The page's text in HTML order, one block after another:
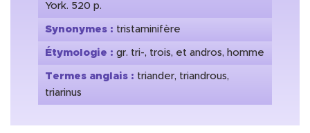
York. 520 p.
Synonymes : tristaminifère
Étymologie : gr. tri-, trois, et andros, homme
Termes anglais : triander, triandrous,
triarinus